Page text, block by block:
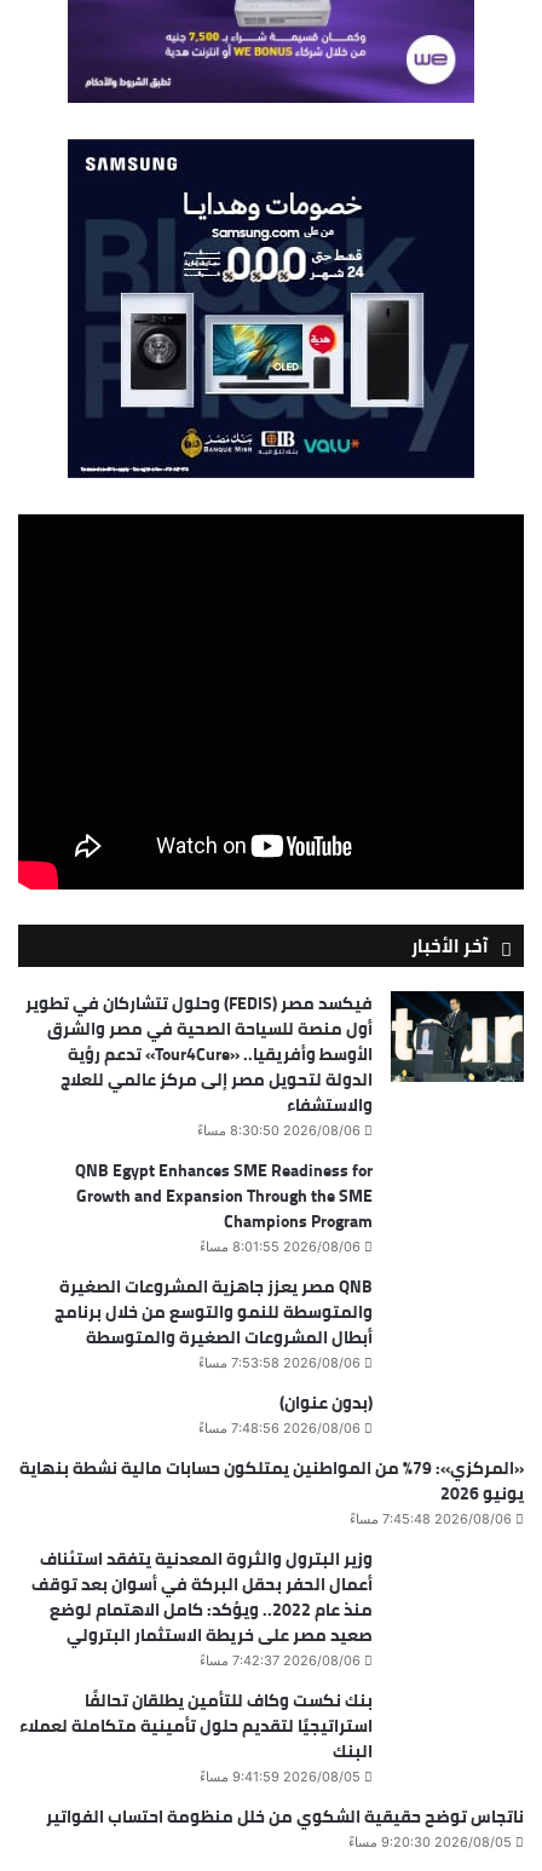
آخر الأخبار
فيكسد مصر (FEDIS) وحلول تتشاركان في تطوير
أول منصة للسياحة الصحية في مصر والشرق
الأوسط وأفريقيا.. «Tour4Cure» تدعم رؤية
الدولة لتحويل مصر إلى مركز عالمي للعلاج
والاستشفاء
2026/08/06 8:30:50 مساءً
QNB Egypt Enhances SME Readiness for
Growth and Expansion Through the SME
Champions Program
2026/08/06 8:01:55 مساءً
QNB مصر يعزز جاهزية المشروعات الصغيرة
والمتوسطة للنمو والتوسع من خلال برنامج
أبطال المشروعات الصغيرة والمتوسطة
2026/08/06 7:53:58 مساءً
(بدون عنوان)
2026/08/06 7:48:56 مساءً
«المركزي»: 79% من المواطنين يمتلكون حسابات مالية نشطة بنهاية
يونيو 2026
2026/08/06 7:45:48 مساءً
وزير البترول والثروة المعدنية يتفقد استئناف
أعمال الحفر بحقل البركة في أسوان بعد توقف
منذ عام 2022.. ويؤكد: كامل الاهتمام لوضع
صعيد مصر على خريطة الاستثمار البترولي
2026/08/06 7:42:37 مساءً
بنك نكست وكاف للتأمين يطلقان تحالفًا
استراتيجيًا لتقديم حلول تأمينية متكاملة لعملاء
البنك
2026/08/05 9:41:59 مساءً
ناتجاس توضح حقيقية الشكوي من خلل منظومة احتساب الفواتير
2026/08/05 9:20:30 مساءً